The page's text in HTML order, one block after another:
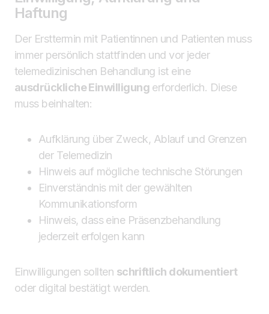
Haftung
Der Ersttermin mit Patientinnen und Patienten muss
immer persönlich stattfinden und vor jeder
telemedizinischen Behandlung ist eine
ausdrückliche Einwilligungerforderlich. Diese
muss beinhalten:
Aufklärung über Zweck, Ablauf und Grenzen
der Telemedizin
Hinweis auf mögliche technische Störungen
Einverständnis mit der gewählten
Kommunikationsform
Hinweis, dass eine Präsenzbehandlung
jederzeit erfolgen kann
Einwilligungen sollten schriftlich dokumentiert
oder digital bestätigt werden.